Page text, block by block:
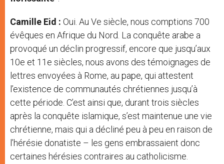
Camille Eid : Oui. Au Ve siècle, nous comptions 700
évêques en Afrique du Nord. La conquête arabe a
provoqué un déclin progressif, encore que jusqu’aux
10e et 11e siècles, nous avons des témoignages de
lettres envoyées à Rome, au pape, qui attestent
l’existence de communautés chrétiennes jusqu’à
cette période. C’est ainsi que, durant trois siècles
après la conquête islamique, s’est maintenue une vie
chrétienne, mais qui a décliné peu à peu en raison de
l’hérésie donatiste – les gens embrassaient donc
certaines hérésies contraires au catholicisme.